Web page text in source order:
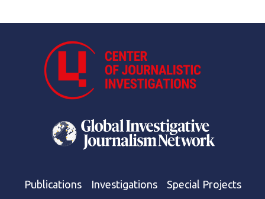
Publications Investigations Special Projects